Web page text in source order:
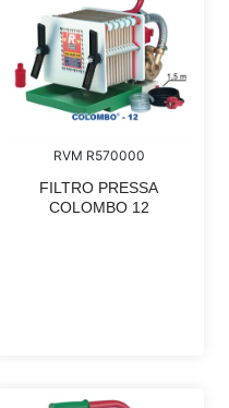
RVM R570000
FILTRO PRESSA
COLOMBO 12